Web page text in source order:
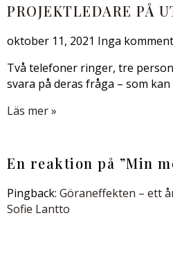
PROJEKTLEDARE PÅ
oktober 11, 2021 Inga
Två telefoner ringer, tre
svara på deras fråga – som
Läs mer »
En reaktion på ”Min
Pingback: Göraneffekten – ett
Sofie Lantto